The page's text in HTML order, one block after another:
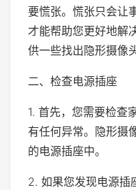
要慌张。慌张只会让
才能帮助您更好地解
供一些找出隐形摄像
二、检查电源插座
1. 首先，您需要检查
有任何异常。隐形摄
的电源插座中。
2. 如果您发现电源插